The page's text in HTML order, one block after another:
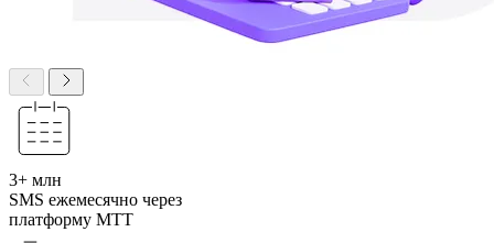
3+ млн
SMS ежемесячно через
платформу МТТ